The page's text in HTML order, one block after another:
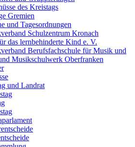
des Kreistags
Gremien
und Tagesordnungen
Schulzentrum Kronach
das lernbehinderte Kind e. V.
Berufsfachschule für Musik und
Musikschulwerk Oberfranken
und Landrat